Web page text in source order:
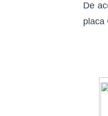
De
placa